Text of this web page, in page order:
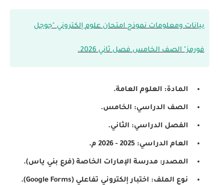
بيانات ومعلوماتنموذج امتحان علوم إلكتروني "جوجل
فورمز" الصف الخامس فصل ثاني 2026.
المادة: العلوم العامة.
الصف الدراسي: الخامس.
الفصل الدراسي: الثاني.
العام الدراسي: 2025 - 2026 م.
المصدر: مدرسة الإمارات الخاصة (فرع بني ياس).
نوع الملف: اختبار إلكتروني تفاعلي (Google Forms).